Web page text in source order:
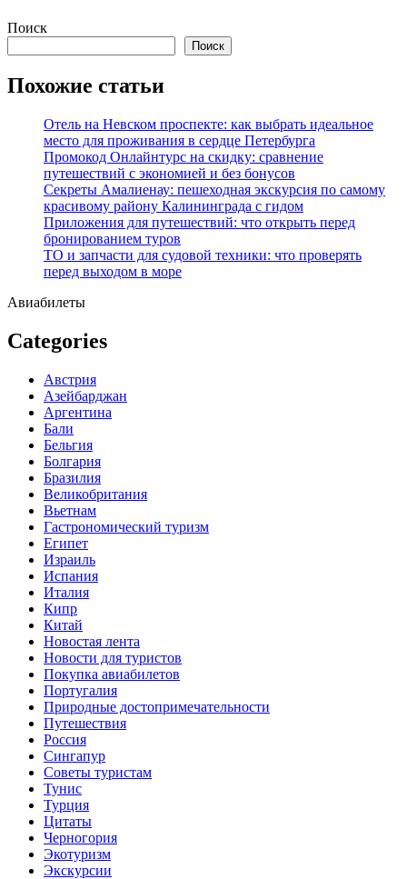
Перейти
содержимому
Поиск
Поиск
Похожие статьи
Отель на Невском проспекте: как выбрать идеальное
место для проживания в сердце Петербурга
Промокод Онлайнтурс на скидку: сравнение
путешествий с экономией и без бонусов
Секреты Амалиенау: пешеходная экскурсия по самому
красивому району Калининграда с гидом
Приложения для путешествий: что открыть перед
бронированием туров
ТО и запчасти для судовой техники: что проверять
перед выходом в море
Авиабилеты
Categories
Австрия
Азейбарджан
Аргентина
Бали
Бельгия
Болгария
Бразилия
Великобритания
Вьетнам
Гастрономический туризм
Египет
Израиль
Испания
Италия
Кипр
Китай
Новостая лента
Новости для туристов
Покупка авиабилетов
Португалия
Природные достопримечательности
Путешествия
Россия
Сингапур
Советы туристам
Тунис
Турция
Цитаты
Черногория
Экотуризм
Экскурсии